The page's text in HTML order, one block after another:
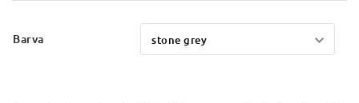
Barva